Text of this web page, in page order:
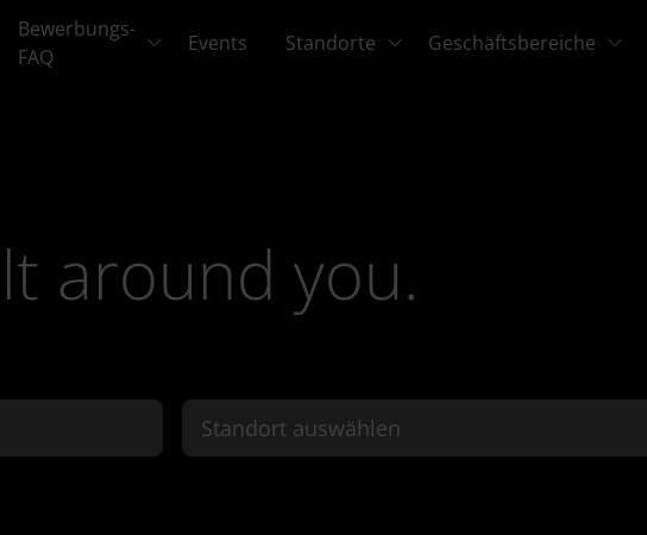
Bewerbungs-
FAQ
Events Standorte Geschäftsbereiche
around you.
Standort auswählen